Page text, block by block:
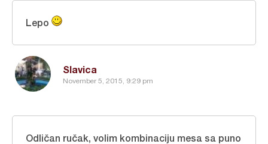
Slavica
November 5, 2015, 9:29 pm
Lepo
Odličan ručak, volim kombinaciju mesa sa puno